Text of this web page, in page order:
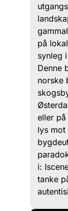
på
synleg
Denne
norske
eller
lys mot
i:
tanke